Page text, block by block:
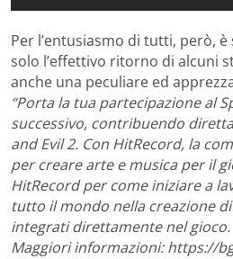
Per l’entusiasmo di tutti, però,
solo l’effettivo ritorno di alcuni
anche una peculiare ed
“Porta la tua partecipazione al
successivo, contribuendo
and Evil 2. Con HitRecord, la
per creare arte e musica per il
HitRecord per come iniziare a
tutto il mondo nella creazione
integrati direttamente nel gioco.
Maggiori informazioni: https://